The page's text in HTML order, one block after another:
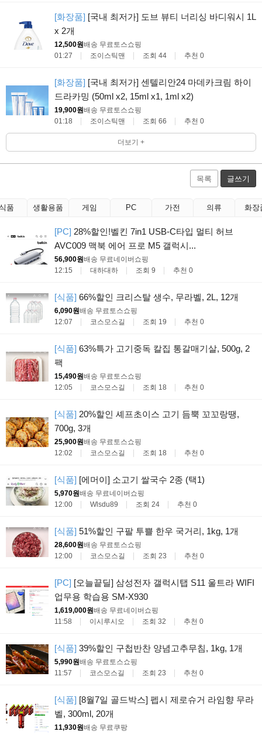
[화장품] [국내 최저가] 도브 뷰티 너리싱 바디워시 1L
x 2개
12,500원배송 무료 토스쇼핑
01:27
조이스틱맨 조회 44 추천 0
[화장품] [국내 최저가] 센텔리안24 마데카크림 하이
드라카밍 (50ml x2, 15ml x1, 1ml x2)
19,900원배송 무료 토스쇼핑
01:18
조이스틱맨 조회 66 추천 0
더보기 +
목록 글쓰기
품 생활용품 게임 PC 가전 의류 화장
[PC] 28%할인!벨킨 7in1 USB-C타입 멀티 허브
AVC009 맥북 에어 프로 M5 갤럭시...
56,900원배송 무료네이버쇼핑
12:15
대하대하 조회 9 추천 0
[식품] 66%할인 크리스탈 생수, 무라벨, 2L, 12개
6,090원배송 무료 토스쇼핑
12:07
코스모스길 조회 19 추천 0
[식품] 63%특가 고기중독 칼집 통갈매기살, 500g, 2
팩
15,490원배송 무료 토스쇼핑
12:05
코스모스길 조회 18 추천 0
[식품] 20%할인 셰프초이스 고기 듬뿍 꼬꼬랑땡,
700g, 3개
25,900원배송 무료 토스쇼핑
12:02
코스모스길 조회 18 추천 0
[식품] [에머이] 소고기 쌀국수 2종 (택1)
5,970원배송 무료네이버쇼핑
12:00
Wlsdu89 조회 24 추천 0
[식품] 51%할인 구팔 투쁠 한우 국거리, 1kg, 1개
28,600원배송 무료 토스쇼핑
12:00
코스모스길 조회 23 추천 0
[PC] [오늘끝딜] 삼성전자 갤럭시탭 S11 울트라 WIFI
업무용 학습용 SM-X930
1,619,000원배송 무료네이버쇼핑
11:58
이시루시오 조회 32 추천 0
[식품] 39%할인 구첩반찬 양념고추무침, 1kg, 1개
5,990원배송 무료 토스쇼핑
11:57
코스모스길 조회 23 추천 0
[식품] [8월7일 골드박스] 펩시 제로슈거 라임향 무라
벨, 300ml, 20개
11,930원배송 무료 쿠팡